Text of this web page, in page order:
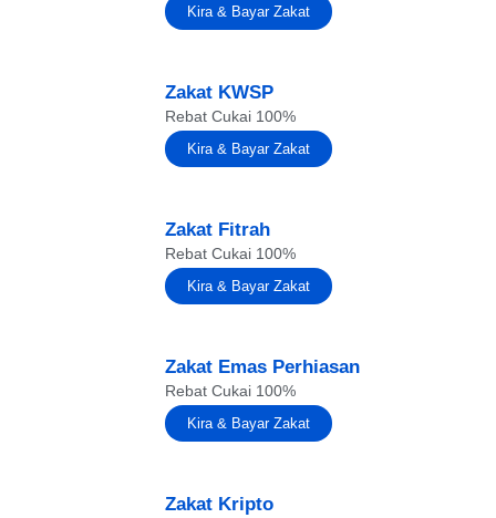
Kira & Bayar Zakat
Zakat KWSP
Rebat Cukai 100%
Kira & Bayar Zakat
Zakat Fitrah
Rebat Cukai 100%
Kira & Bayar Zakat
Zakat Emas Perhiasan
Rebat Cukai 100%
Kira & Bayar Zakat
Zakat Kripto